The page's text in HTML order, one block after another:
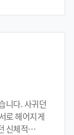
나로 운영
, 성공사례
법무법인
니다. 사귀던
로 헤어지게
신체적